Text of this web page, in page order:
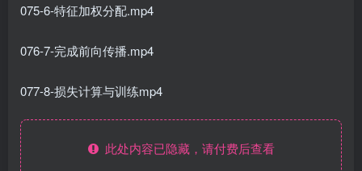
075-6-特征加权分配.mp4
076-7-完成前向传播.mp4
077-8-损失计算与训练mp4
此处内容已隐藏，请付费后查看